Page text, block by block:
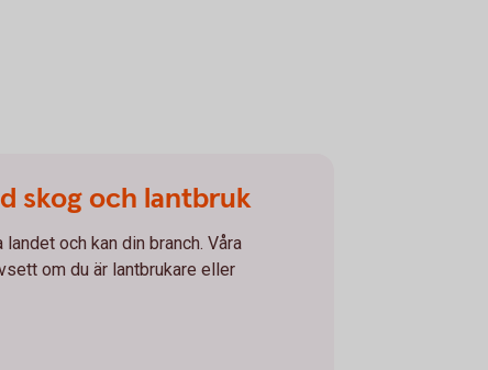
skog och lantbruk
och kan din branch. Våra
om du är lantbrukare eller